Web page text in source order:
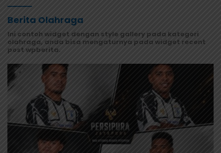
Berita Olahraga
Ini contoh widget dengan style gallery pada kategori
olahraga, anda bisa mengaturnya pada widget recent
post wpberita.